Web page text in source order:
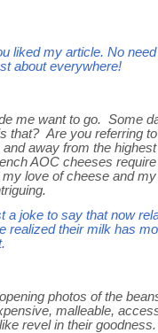
liked my article. No
about everywhere!
me want to go. Some
that? Are you referring
away from the
AOC cheeses
love of cheese and
joke to say that now
realized their milk has
photos of the
malleable,
revel in their